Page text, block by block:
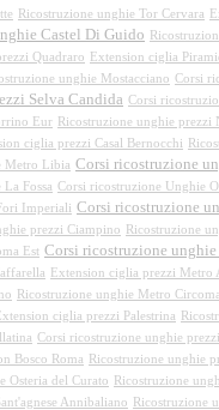
Ricostruzione unghie Tor Cervara
Castel Di Guido
Quadraro Extension ciglia
unghie Mostacciano Corsi
Selva Candida Corsi
Eur Ricostruzione unghie prezzi
ciglia prezzi Casal Bernocchi
Metro Libia Corsi ricostruzione
Fossa Corsi ricostruzione Unghie
Imperiali Corsi ricostruzione
prezzi Ciampino
Ricostruzione
Est Corsi ricostruzione
Extension ciglia prezzi Metro
Ricostruzione unghie Metro
ciglia prezzi Palestrina
Corsi ricostruzione unghie
Bosco Roma
Ricostruzione unghie
Osteria del Curato Ricostruzione
Annibaliano
Ricostruzione